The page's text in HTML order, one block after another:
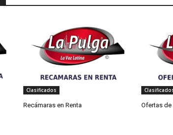
Clasificados
Recámaras en Renta Ofertas de